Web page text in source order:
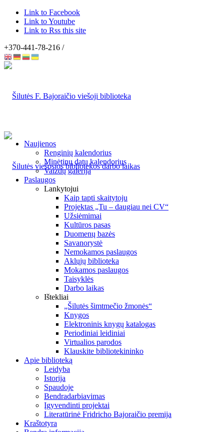
Link to Facebook
Link to Youtube
Link to Rss this site
+370-441-78-216 /
Naujienos
Renginių kalendorius
Minėtinų datų kalendorius
Vaizdų galerija
Paslaugos
Lankytojui
Kaip tapti skaitytoju
Projektas „Tu – daugiau nei CV“
Užsiėmimai
Kultūros pasas
Duomenų bazės
Savanorystė
Nemokamos paslaugos
Aklųjų biblioteka
Mokamos paslaugos
Taisyklės
Darbo laikas
Ištekliai
„Šilutės šimtmečio žmonės“
Knygos
Elektroninis knygų katalogas
Periodiniai leidiniai
Virtualios parodos
Klauskite bibliotekininko
Apie biblioteką
Leidyba
Istorija
Spaudoje
Bendradarbiavimas
Įgyvendinti projektai
Literatūrinė Fridricho Bajoraičio premija
Kraštotyra